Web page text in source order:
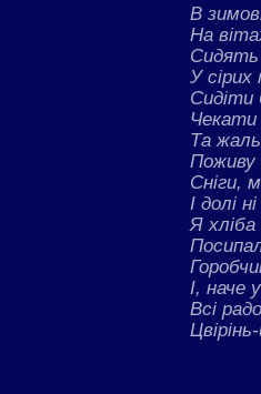
В
На
Сидять
У сірих
Сидіти
Чекати
Та
Поживу
Сніги,
І долі
Я
І, наче
Всі